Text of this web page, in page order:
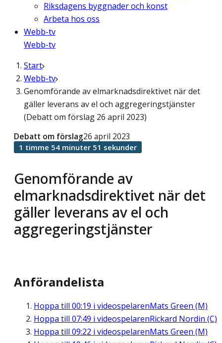
Riksdagens byggnader och konst
Arbeta hos oss
Webb-tv
Webb-tv
Start
Webb-tv
Genomförande av elmarknadsdirektivet när det
gäller leverans av el och aggregeringstjänster
(Debatt om förslag 26 april 2023)
Genomförande av
elmarknadsdirektivet när det
gäller leverans av el och
aggregeringstjänster
Debatt om förslag26 april 2023
1 timme 54 minuter 51 sekunder
Anförandelista
Hoppa till 00:19 i videospelarenMats Green (M)
Hoppa till 07:49 i videospelarenRickard Nordin (C)
Hoppa till 09:22 i videospelarenMats Green (M)